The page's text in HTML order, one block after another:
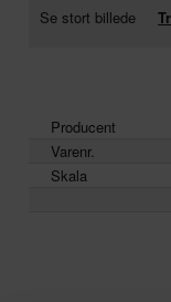
Se stort billede
Producent
Varenr.
Skala